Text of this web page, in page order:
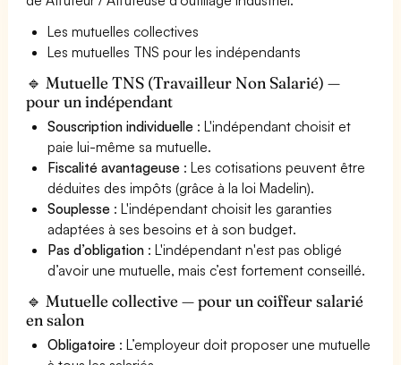
Les mutuelles collectives
Les mutuelles TNS pour les indépendants
🔹 Mutuelle TNS (Travailleur Non Salarié) —
pour un indépendant
Souscription individuelle : L'indépendant choisit et
paie lui-même sa mutuelle.
Fiscalité avantageuse : Les cotisations peuvent être
déduites des impôts (grâce à la loi Madelin).
Souplesse : L'indépendant choisit les garanties
adaptées à ses besoins et à son budget.
Pas d’obligation : L'indépendant n'est pas obligé
d’avoir une mutuelle, mais c’est fortement conseillé.
🔹 Mutuelle collective — pour un coiffeur salarié
en salon
Obligatoire : L’employeur doit proposer une mutuelle